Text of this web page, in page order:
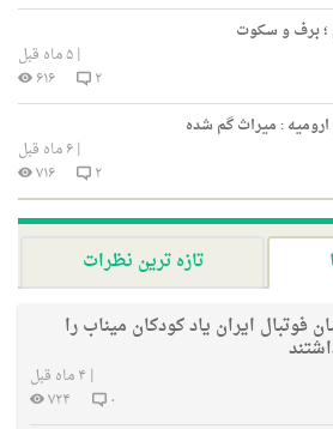
؛ برف و سکوت
|۵ ماه قبل
۲
۶۱۶
ارومیه : میراث گم شده
|۶ ماه قبل
۲
۷۱۶
تازه ترین نظرات
فوتبال ایران یاد کودکان میناب را
| ۴ ماه قبل
۰
۷۲۴